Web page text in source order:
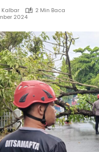
Kalbar
2 Min Baca
2024